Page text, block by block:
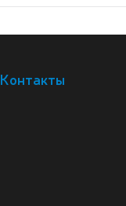
Контакты